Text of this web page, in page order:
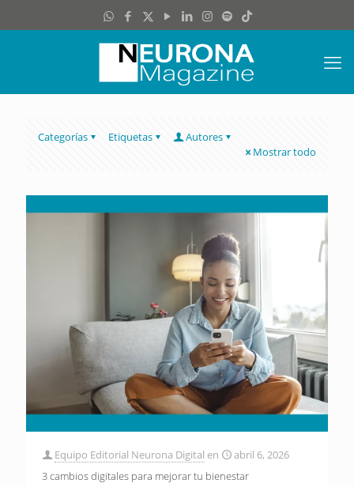
Categorías Etiquetas
Autores
Mostrar todo
Equipo Editorial Neurona Digital en
abril 6, 2026
3 cambios digitales para mejorar tu bienestar